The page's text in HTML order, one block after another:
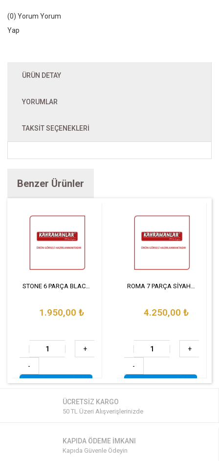
(0) Yorum Yorum
Yap
ÜRÜN DETAY
YORUMLAR
TAKSIT SEÇENEKLERI
Benzer Ürünler
STONE 6 PARÇA BLACK SAHAN SET
1.950,00 ₺
+
-
ROMA 7 PARÇA SİYAH TENCERE SETİ
4.250,00 ₺
+
-
ÜCRETSİZ KARGO
50 TL Üzeri Alışverişlerinizde
KAPIDA ÖDEME İMKANI
Kapıda Güvenle Ödeyin